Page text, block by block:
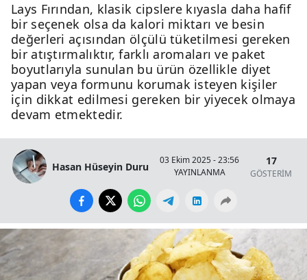
Lays Fırından, klasik cipslere kıyasla daha hafif
bir seçenek olsa da kalori miktarı ve besin
değerleri açısından ölçülü tüketilmesi gereken
bir atıştırmalıktır, farklı aromaları ve paket
boyutlarıyla sunulan bu ürün özellikle diyet
yapan veya formunu korumak isteyen kişiler
için dikkat edilmesi gereken bir yiyecek olmaya
devam etmektedir.
Hasan Hüseyin Duru
03 Ekim 2025 - 23:56
YAYINLANMA
17
GÖSTERİM